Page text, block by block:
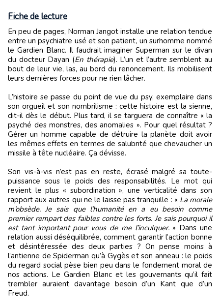
Fiche de lecture
En peu de pages, Norman Jangot installe une relation tendue
entre un psychiatre usé et son patient, un surhomme nommé
le Gardien Blanc. Il faudrait imaginer Superman sur le divan
du docteur Dayan (En thérapie). L’un et l’autre semblent au
bout de leur vie, las, au bord du renoncement. Ils mobilisent
leurs dernières forces pour ne rien lâcher.
L’histoire se passe du point de vue du psy, exemplaire dans
son orgueil et son nombrilisme : cette histoire est la sienne,
dit-il dès le début. Plus tard, il se targuera de connaître « la
psyché des monstres, des anomalies ». Pour quel résultat ?
Gérer un homme capable de détruire la planète doit avoir
les mêmes effets en termes de salubrité que chevaucher un
missile à tête nucléaire. Ça dévisse.
Son vis-à-vis n’est pas en reste, écrasé malgré sa toute-
puissance sous le poids des responsabilités. Le mot qui
revient le plus « subordination », une verticalité dans son
rapport aux autres qui ne le laisse pas tranquille : « La morale
m’obsède. Je sais que l’humanité en a eu besoin comme
premier rempart des faibles contre les forts. Je sais pourquoi il
est tant important pour vous de me l’inculquer. » Dans une
relation aussi déséquilibrée, comment garantir l’action bonne
et désintéressée des deux parties ? On pense moins à
l’antienne de Spiderman qu’à Gygès et son anneau : le poids
du regard social pèse bien peu dans le fondement moral de
nos actions. Le Gardien Blanc et les gouvernants qu’il fait
trembler auraient davantage besoin d’un Kant que d’un
Freud.